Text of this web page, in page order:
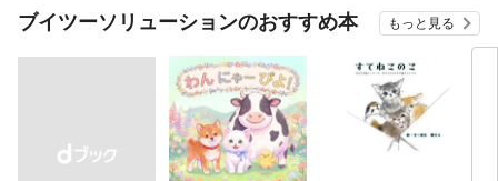
ブイツーソリューションのおすすめ本 もっと見る